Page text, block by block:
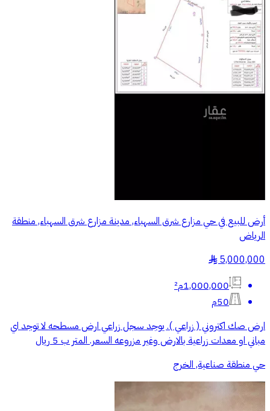
أرض للبيع في حي مزارع شرق السهباء, مدينة مزارع شرق السهباء, منطقة
الرياض
5,000,000
§
1,000,000م²
50م
ارض صك اكتروني ( زراعي ). يوجد سجل زراعي ارض مسطحه لا توجد اي
مباني او معدات زراعية بالارض وغير مزروعه السعر. المتر ب 5 ريال
حي منطقة صناعية, الخرج